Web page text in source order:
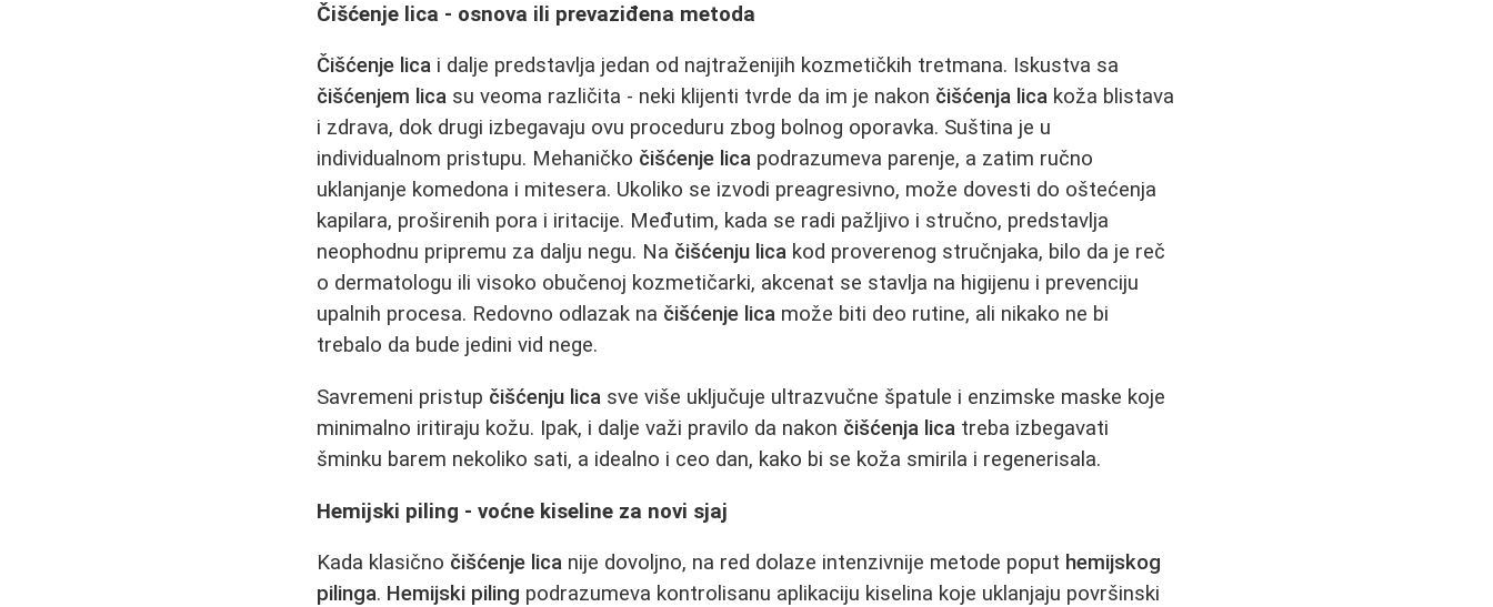
Čišćenje lica - osnova ili prevaziđena metoda
Čišćenje lica i dalje predstavlja jedan od najtraženijih kozmetičkih tretmana. Iskustva sa
čišćenjem lica su veoma različita - neki klijenti tvrde da im je nakon čišćenja lica koža blistava
i zdrava, dok drugi izbegavaju ovu proceduru zbog bolnog oporavka. Suština je u
individualnom pristupu. Mehaničko čišćenje lica podrazumeva parenje, a zatim ručno
uklanjanje komedona i mitesera. Ukoliko se izvodi preagresivno, može dovesti do oštećenja
kapilara, proširenih pora i iritacije. Međutim, kada se radi pažljivo i stručno, predstavlja
neophodnu pripremu za dalju negu. Na čišćenju lica kod proverenog stručnjaka, bilo da je reč
o dermatologu ili visoko obučenoj kozmetičarki, akcenat se stavlja na higijenu i prevenciju
upalnih procesa. Redovno odlazak na čišćenje lica može biti deo rutine, ali nikako ne bi
trebalo da bude jedini vid nege.
Savremeni pristup čišćenju lica sve više uključuje ultrazvučne špatule i enzimske maske koje
minimalno iritiraju kožu. Ipak, i dalje važi pravilo da nakon čišćenja lica treba izbegavati
šminku barem nekoliko sati, a idealno i ceo dan, kako bi se koža smirila i regenerisala.
Hemijski piling - voćne kiseline za novi sjaj
Kada klasično čišćenje lica nije dovoljno, na red dolaze intenzivnije metode poput hemijskog
pilinga. Hemijski piling podrazumeva kontrolisanu aplikaciju kiselina koje uklanjaju površinski